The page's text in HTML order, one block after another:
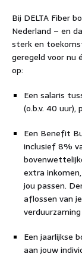
Bij DELTA Fiber
Nederland – en
sterk en
geregeld voor nu
op:
Een salaris
(o.b.v. 40
Een Benefit
inclusief 8%
extra
jou passen.
aflossen van
Een jaarlijkse
aan jouw